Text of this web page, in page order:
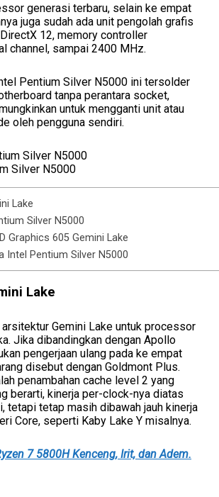
generasi terbaru, selain ke empat
juga sudah ada unit pengolah grafis
12, memory controller
channel, sampai 2400 MHz.
Pentium Silver N5000 ini tersolder
tanpa perantara socket,
untuk mengganti unit atau
oleh pengguna sendiri.
Silver N5000
Lake
Silver N5000
Graphics 605 Gemini Lake
Intel Pentium Silver N5000
Lake
Gemini Lake untuk processor
Jika dibandingkan dengan Apollo
pengerjaan ulang pada ke empat
disebut dengan Goldmont Plus.
penambahan cache level 2 yang
berarti, kinerja per-clock-nya diatas
tetapi tetap masih dibawah jauh kinerja
Core, seperti Kaby Lake Y misalnya.
7 5800H Kenceng, Irit, dan Adem.